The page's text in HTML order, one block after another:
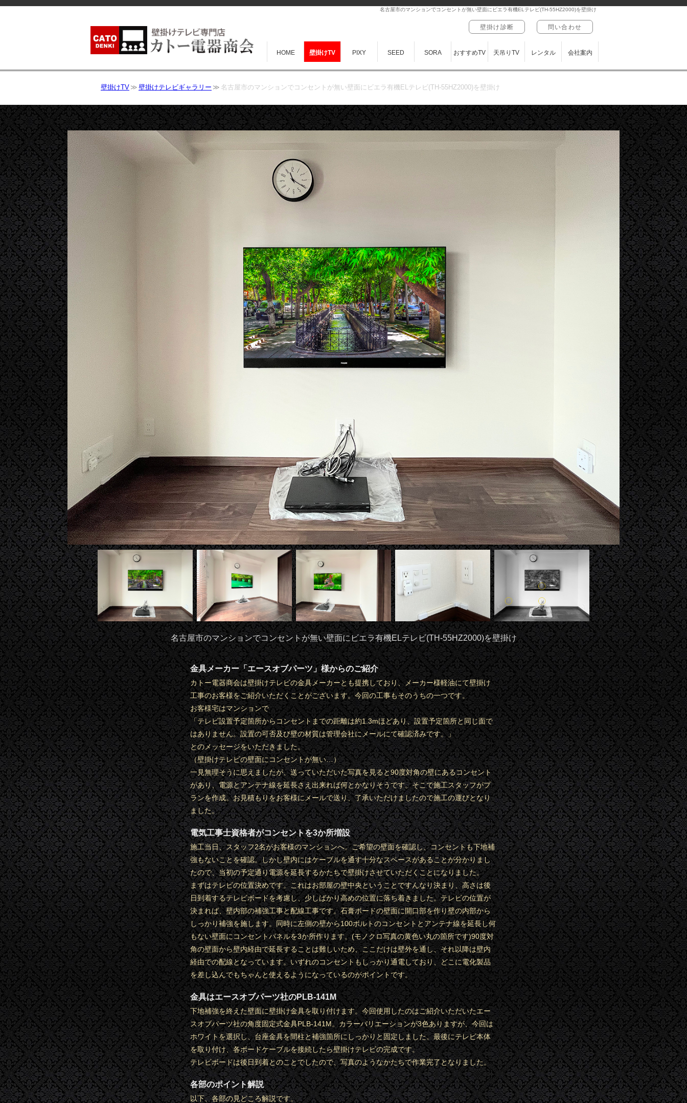
名古屋市のマンションでコンセントが無い壁面にビエラ有機ELテレビ(TH-55HZ2000)を壁掛け
壁掛け診断 問い合わせ
HOME 壁掛けTV PIXY SEED SORA おすすめTV 天吊りTV レンタル 会社案内
壁掛けTV 壁掛けテレビギャラリー 名古屋市のマンションでコンセントが無い壁面にビエラ有機ELテレビ(TH-55HZ2000)を壁掛け
名古屋市のマンションでコンセントが無い壁面にビエラ有機ELテレビ(TH-55HZ2000)を壁掛け
金具メーカー「エースオブパーツ」様からのご紹介
カトー電器商会は壁掛けテレビの金具メーカーとも提携しており、メーカー様軽油にて壁掛け
工事のお客様をご紹介いただくことがございます。今回の工事もそのうちの一つです。
お客様宅はマンションで
「テレビ設置予定箇所からコンセントまでの距離は約1.3mほどあり、設置予定箇所と同じ面で
はありません。設置の可否及び壁の材質は管理会社にメールにて確認済みです。」
とのメッセージをいただきました。
（壁掛けテレビの壁面にコンセントが無い…）
一見無理そうに思えましたが、送っていただいた写真を見ると90度対角の壁にあるコンセント
があり、電源とアンテナ線を延長さえ出来れば何とかなりそうです。そこで施工スタッフがプ
ランを作成。お見積もりをお客様にメールで送り、了承いただけましたので施工の運びとなり
ました。
電気工事士資格者がコンセントを3か所増設
施工当日、スタッフ2名がお客様のマンションへ。ご希望の壁面を確認し、コンセントも下地補
強もないことを確認。しかし壁内にはケーブルを通す十分なスペースがあることが分かりまし
たので、当初の予定通り電源を延長するかたちで壁掛けさせていただくことになりました。
まずはテレビの位置決めです。これはお部屋の壁中央ということですんなり決まり、高さは後
日到着するテレビボードを考慮し、少しばかり高めの位置に落ち着きました。テレビの位置が
決まれば、壁内部の補強工事と配線工事です。石膏ボードの壁面に開口部を作り壁の内部から
しっかり補強を施します。同時に左側の壁から100ボルトのコンセントとアンテナ線を延長し何
もない壁面にコンセントパネルを3か所作ります。(モノクロ写真の黄色い丸の箇所です)90度対
角の壁面から壁内経由で延長することは難しいため、ここだけは壁外を通し、それ以降は壁内
経由での配線となっています。いずれのコンセントもしっかり通電しており、どこに電化製品
を差し込んでもちゃんと使えるようになっているのがポイントです。
金具はエースオブパーツ社のPLB-141M
下地補強を終えた壁面に壁掛け金具を取り付けます。今回使用したのはご紹介いただいたエー
スオブパーツ社の角度固定式金具PLB-141M。カラーバリエーションが3色ありますが、今回は
ホワイトを選択し、台座金具を間柱と補強箇所にしっかりと固定しました。最後にテレビ本体
を取り付け、各ボードケーブルを接続したら壁掛けテレビの完成です。
テレビボードは後日到着とのことでしたので、写真のようなかたちで作業完了となりました。
各部のポイント解説
以下、各部の見どころ解説です。